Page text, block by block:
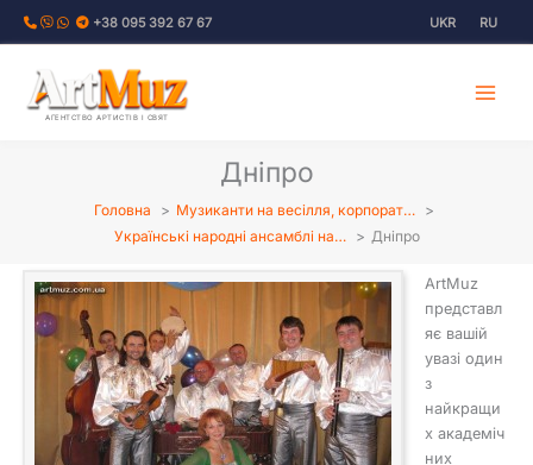
Перейти
+38 095 392 67 67 UKR RU
АГЕНТСТВО АРТИСТІВ І СВЯТ
Дніпро
Головна
Музиканти на весілля, корпорат…
Українські народні ансамблі на…
Дніпро
ArtMuz
представл
яє вашій
увазі один
з
найкращи
х академіч
них